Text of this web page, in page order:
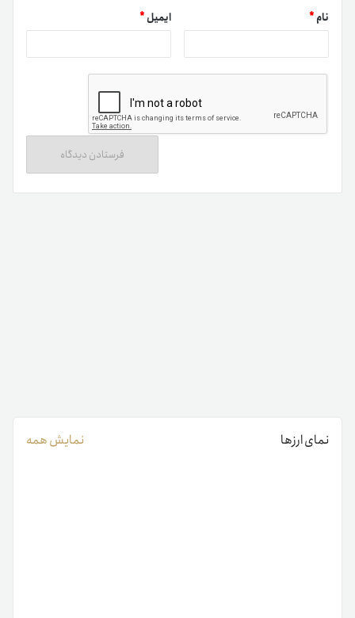
نام* ایمیل*
نمای ارزها نمایش همه